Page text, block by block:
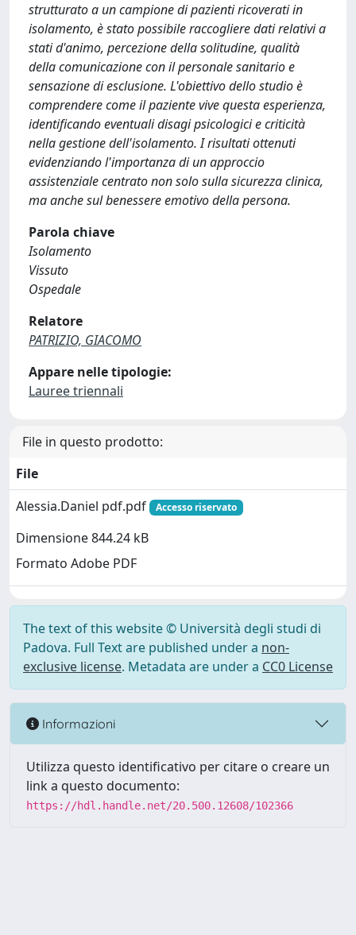
strutturato a un campione di pazienti ricoverati in
isolamento, è stato possibile raccogliere dati relativi a
stati d'animo, percezione della solitudine, qualità
della comunicazione con il personale sanitario e
sensazione di esclusione. L'obiettivo dello studio è
comprendere come il paziente vive questa esperienza,
identificando eventuali disagi psicologici e criticità
nella gestione dell'isolamento. I risultati ottenuti
evidenziando l'importanza di un approccio
assistenziale centrato non solo sulla sicurezza clinica,
ma anche sul benessere emotivo della persona.
Parola chiave
Isolamento
Vissuto
Ospedale
Relatore
PATRIZIO, GIACOMO
Appare nelle tipologie:
Lauree triennali
File in questo prodotto:
File
Alessia.Daniel pdf.pdf
Accesso riservato
Dimensione 844.24 kB
Formato Adobe PDF
The text of this website © Università degli studi di
Padova. Full Text are published under a non-
exclusive license. Metadata are under a CC0 License
Informazioni
Utilizza questo identificativo per citare o creare un
link a questo documento:
https://hdl.handle.net/20.500.12608/102366